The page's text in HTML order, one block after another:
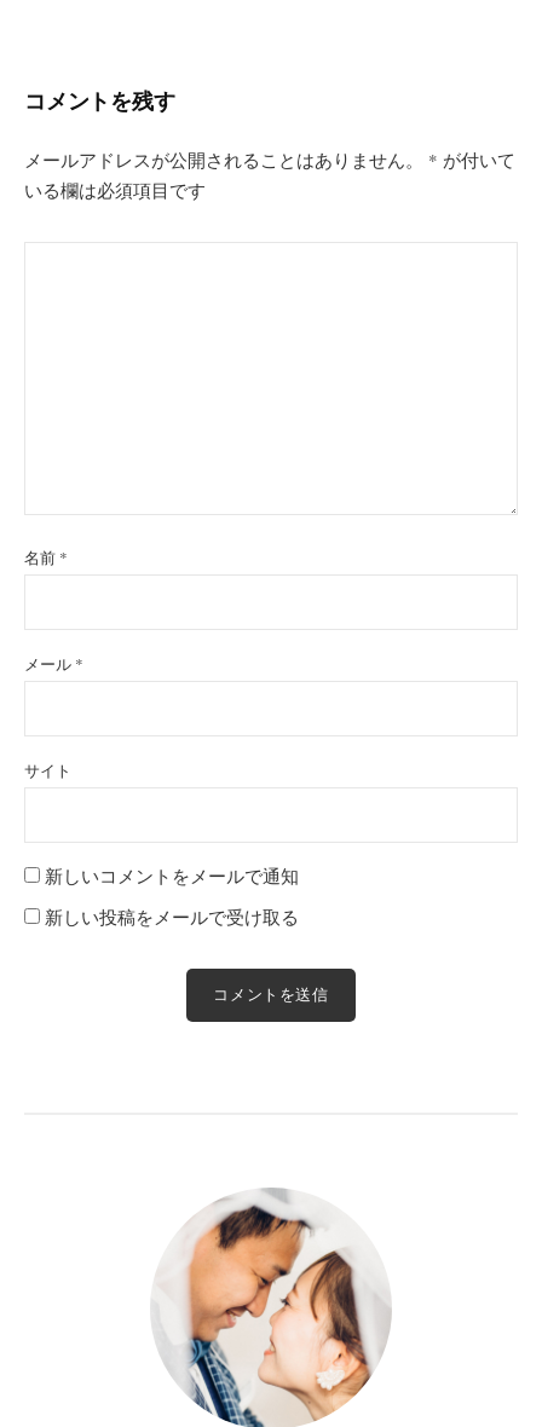
ン
コメントを残す
メールアドレスが公開されることはありません。 * が付いて
いる欄は必須項目です
名前 *
メール *
サイト
新しいコメントをメールで通知
新しい投稿をメールで受け取る